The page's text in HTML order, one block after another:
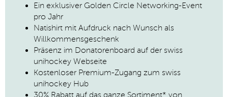
Ein exklusiver Golden Circle Networking-Event
pro Jahr
Natishirt mit Aufdruck nach Wunsch als
Willkommensgeschenk
Präsenz im Donatorenboard auf der swiss
unihockey Webseite
Kostenloser Premium-Zugang zum swiss
unihockey Hub
30% Rabatt auf das ganze Sortiment* von